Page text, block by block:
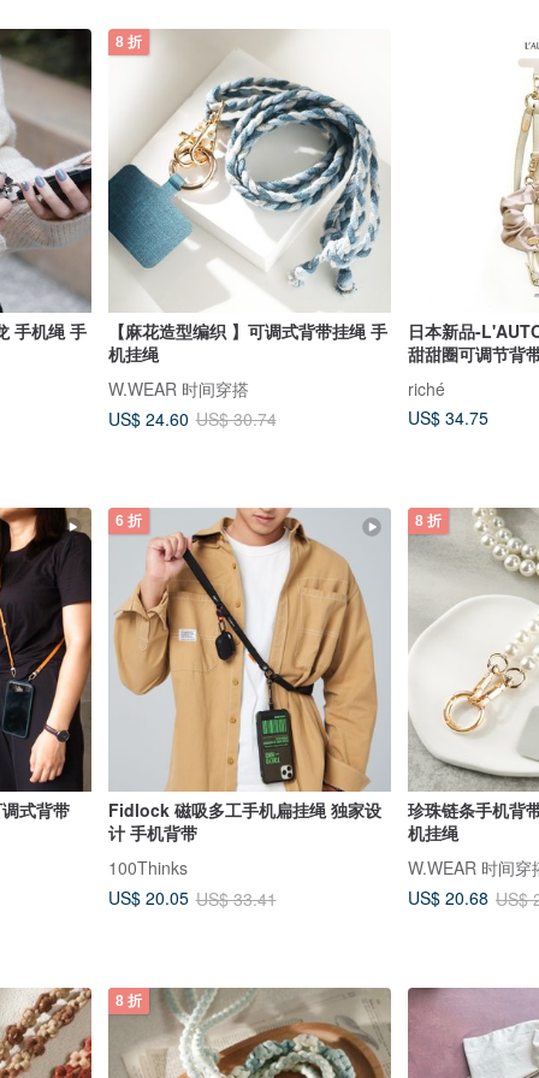
8 折
【麻花造型编织 】可调式背带挂绳 手
机挂绳
W.WEAR 时间穿搭
US$ 24.60 US$ 30.74
日本新品-
甜甜圈可调节背
riché
US$ 34.75
式背带
6 折
Fidlock 磁吸多工手机扁挂绳 独家设
计 手机背带
100Thinks
US$ 20.05 US$ 33.41
8 折
珍珠链条手机背
机挂绳
W.WEAR 时间穿
US$ 20.68 US$
8 折